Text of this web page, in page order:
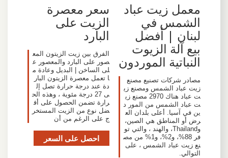
معمل زيت عباد
الشمس في
لبنان | أفضل
بيع آلة الزيوت
النباتية الموردون
مصادر شركات تصنيع مصنع
زيت عباد الشمس ومصنع زي
ت عباد هناك 2970 مصنع زي
ت عباد الشمس من المور د
ين في آسيا. أعلى بلدان الع
رض أو المناطق هي الصين،
وThailand، والهند ، والتي تو
فر 88%، و2%، و1% من مص
نع زيت عباد الشمس ، على
التوالي.
سعر معصرة
الزيت على
البارد
الفرق بين زيت الزيتون المع
صور على البارد والمعصور ع
لى الساخن | البديل وعادة م
ا تعمل معصرة الزيتون البار
دة عند درجة حرارة تصل إل
ى 27 درجة مئوية ، وهذه الح
رارة تضمن الحصول على أف
ضل نوع من الزيت المستخر
ج على الرغم من أن
احصل على السعر